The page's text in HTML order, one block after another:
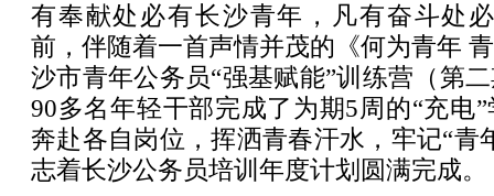
有奉献处必有长沙青年，凡有奋斗处
前，伴随着一首声情并茂的《何为青年
沙市青年公务员“强基赋能”训练营（第
90多名年轻干部完成了为期5周的“充电
奔赴各自岗位，挥洒青春汗水，牢记“青
志着长沙公务员培训年度计划圆满完成。